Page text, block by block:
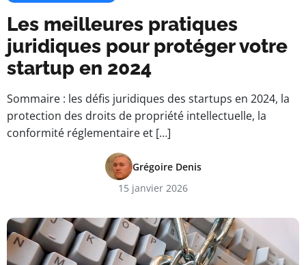
Les meilleures pratiques
juridiques pour protéger votre
startup en 2024
Sommaire : les défis juridiques des startups en 2024, la
protection des droits de propriété intellectuelle, la
conformité réglementaire et […]
Grégoire Denis
15 janvier 2026